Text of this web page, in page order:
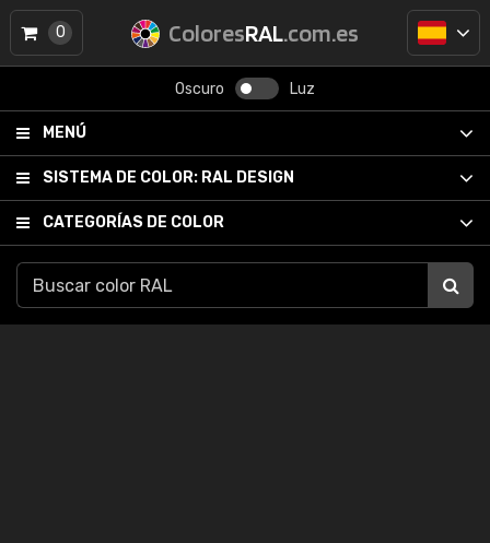
ColoresRAL.com.es
Oscuro Luz
MENÚ
SISTEMA DE COLOR: RAL DESIGN
CATEGORÍAS DE COLOR
0